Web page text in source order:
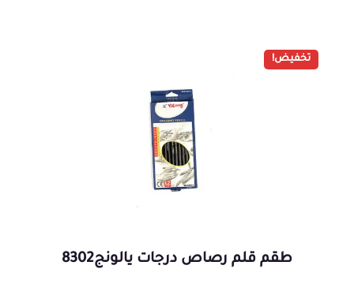
تخفيض!
طقم قلم رصاص درجات يالونج8302